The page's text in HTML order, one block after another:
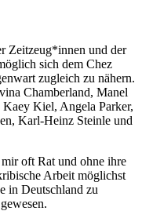
Zeitzeug*innen und der
sich dem Chez
zugleich zu nähern.
Chamberland, Manel
Kiel, Angela Parker,
Karl-Heinz Steinle und
oft Rat und ohne ihre
Arbeit möglichst
in Deutschland zu